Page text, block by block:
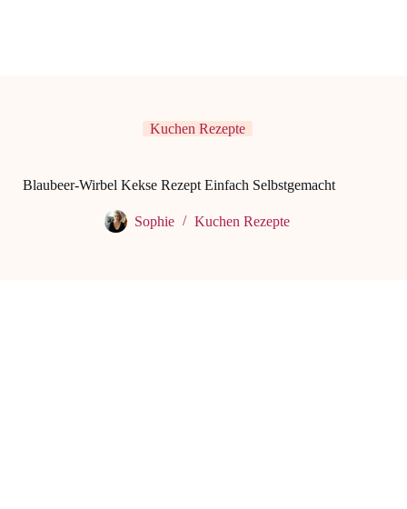
Kuchen Rezepte
Blaubeer-Wirbel Kekse Rezept Einfach Selbstgemacht
Sophie Kuchen Rezepte